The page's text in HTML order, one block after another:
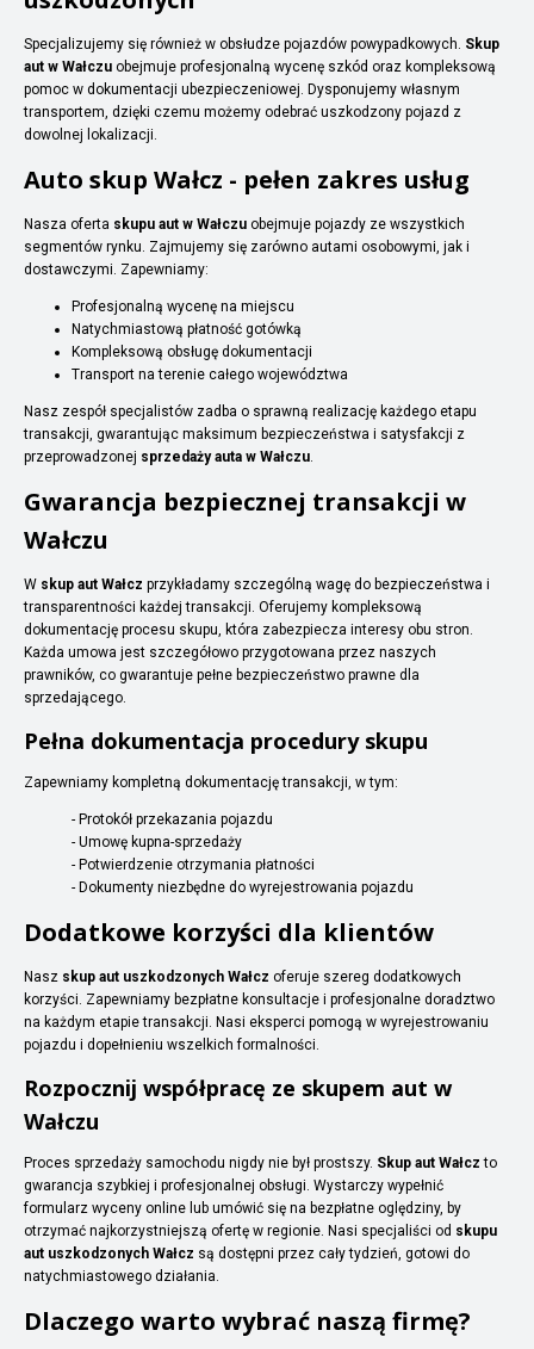
Specjalizujemy się również w obsłudze pojazdów powypadkowych. Skup
aut w Wałczu obejmuje profesjonalną wycenę szkód oraz kompleksową
pomoc w dokumentacji ubezpieczeniowej. Dysponujemy własnym
transportem, dzięki czemu możemy odebrać uszkodzony pojazd z
dowolnej lokalizacji.
Auto skup Wałcz - pełen zakres usług
Nasza oferta skupu aut w Wałczu obejmuje pojazdy ze wszystkich
segmentów rynku. Zajmujemy się zarówno autami osobowymi, jak i
dostawczymi. Zapewniamy:
Profesjonalną wycenę na miejscu
Natychmiastową płatność gotówką
Kompleksową obsługę dokumentacji
Transport na terenie całego województwa
Nasz zespół specjalistów zadba o sprawną realizację każdego etapu
transakcji, gwarantując maksimum bezpieczeństwa i satysfakcji z
przeprowadzonej sprzedaży auta w Wałczu.
Gwarancja bezpiecznej transakcji w
Wałczu
W skup aut Wałcz przykładamy szczególną wagę do bezpieczeństwa i
transparentności każdej transakcji. Oferujemy kompleksową
dokumentację procesu skupu, która zabezpiecza interesy obu stron.
Każda umowa jest szczegółowo przygotowana przez naszych
prawników, co gwarantuje pełne bezpieczeństwo prawne dla
sprzedającego.
Pełna dokumentacja procedury skupu
Zapewniamy kompletną dokumentację transakcji, w tym:
- Protokół przekazania pojazdu
- Umowę kupna-sprzedaży
- Potwierdzenie otrzymania płatności
- Dokumenty niezbędne do wyrejestrowania pojazdu
Dodatkowe korzyści dla klientów
Nasz skup aut uszkodzonych Wałcz oferuje szereg dodatkowych
korzyści. Zapewniamy bezpłatne konsultacje i profesjonalne doradztwo
na każdym etapie transakcji. Nasi eksperci pomogą w wyrejestrowaniu
pojazdu i dopełnieniu wszelkich formalności.
Rozpocznij współpracę ze skupem aut w
Wałczu
Proces sprzedaży samochodu nigdy nie był prostszy. Skup aut Wałcz to
gwarancja szybkiej i profesjonalnej obsługi. Wystarczy wypełnić
formularz wyceny online lub umówić się na bezpłatne oględziny, by
otrzymać najkorzystniejszą ofertę w regionie. Nasi specjaliści od skupu
aut uszkodzonych Wałcz są dostępni przez cały tydzień, gotowi do
natychmiastowego działania.
Dlaczego warto wybrać naszą firmę?